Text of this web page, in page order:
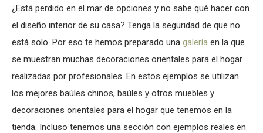
¿Está perdido en el mar de opciones y no sabe qué hacer con
el diseño interior de su casa? Tenga la seguridad de que no
está solo. Por eso te hemos preparado una galería en la que
se muestran muchas decoraciones orientales para el hogar
realizadas por profesionales. En estos ejemplos se utilizan
los mejores baúles chinos, baúles y otros muebles y
decoraciones orientales para el hogar que tenemos en la
tienda. Incluso tenemos una sección con ejemplos reales en